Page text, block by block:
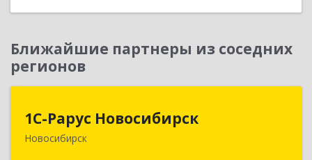
Ближайшие партнеры из соседних
регионов
1С-Рарус Новосибирск
Новосибирск
1С-Рарус Новосибирск
630015, Новосибирская обл, Новосибирск г,